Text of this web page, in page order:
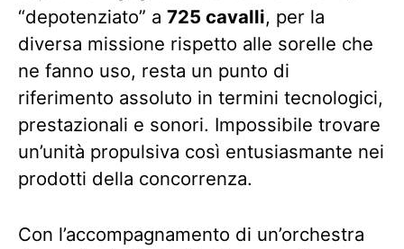
“depotenziato” a 725 cavalli, per la
diversa missione rispetto alle sorelle che
ne fanno uso, resta un punto di
riferimento assoluto in termini tecnologici,
prestazionali e sonori. Impossibile trovare
un’unità propulsiva così entusiasmante nei
prodotti della concorrenza.
Con l’accompagnamento di un’orchestra